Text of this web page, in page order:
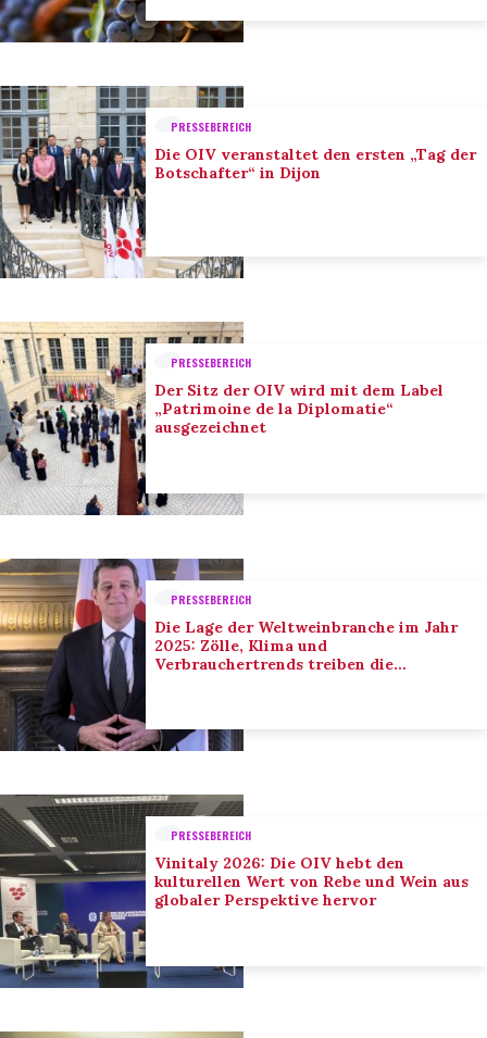
PRESSEBEREICH
Die OIV veranstaltet den ersten „Tag der
Botschafter“ in Dijon
PRESSEBEREICH
Der Sitz der OIV wird mit dem Label
„Patrimoine de la Diplomatie“
ausgezeichnet
PRESSEBEREICH
Die Lage der Weltweinbranche im Jahr
2025: Zölle, Klima und
Verbrauchertrends treiben die
PRESSEBEREICH
Vinitaly 2026: Die OIV hebt den
kulturellen Wert von Rebe und Wein aus
globaler Perspektive hervor